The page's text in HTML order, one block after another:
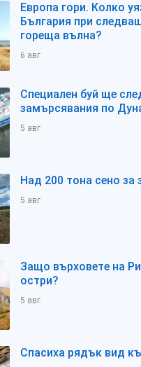
Европа гори. Колко
България при
гореща вълна?
6 авг
Специален буй ще
замърсявания по
5 авг
Над 200 тона сено за
5 авг
Защо върховете на
остри?
5 авг
Спасиха рядък вид